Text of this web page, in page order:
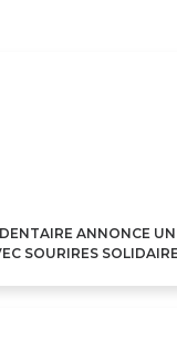
ANNONCE UN
SOURIRES